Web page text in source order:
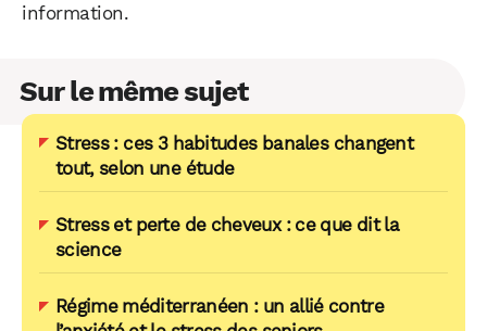
information.
Sur le même sujet
Stress : ces 3 habitudes banales changent
tout, selon une étude
Stress et perte de cheveux : ce que dit la
science
Régime méditerranéen : un allié contre